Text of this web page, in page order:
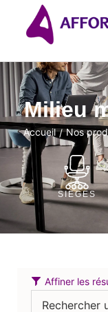
Milieu
Accueil / Nos
SIÈGES
Affiner les